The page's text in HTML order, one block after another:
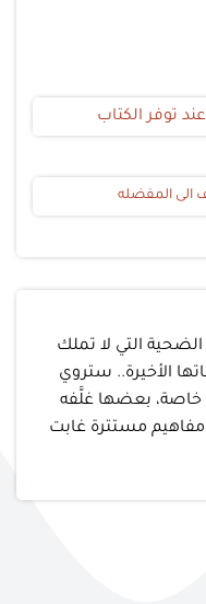
توفر الكتاب
الى المفضله
التي لا تملك
الأخيرة.. ستروي
خاصة، بعضها غلَّفه
مستترة غابت